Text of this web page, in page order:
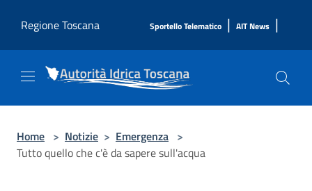
Regione Toscana
Sportello Telematico | AIT News |
Home > Notizie > Emergenza >
Tutto quello che c'è da sapere sull'acqua